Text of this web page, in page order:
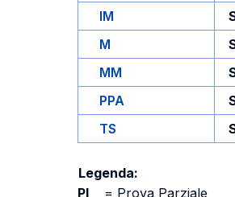
IM
M
MM
PPA
TS
Legenda:
PI
= Prova Parziale